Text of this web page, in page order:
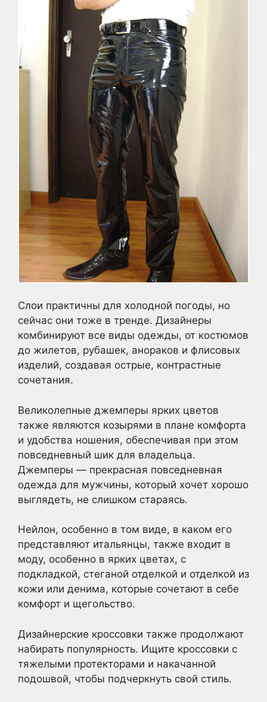
Слои практичны для холодной погоды, но
сейчас они тоже в тренде. Дизайнеры
комбинируют все виды одежды, от костюмов
до жилетов, рубашек, анораков и флисовых
изделий, создавая острые, контрастные
сочетания.
Великолепные джемперы ярких цветов
также являются козырями в плане комфорта
и удобства ношения, обеспечивая при этом
повседневный шик для владельца.
Джемперы — прекрасная повседневная
одежда для мужчины, который хочет хорошо
выглядеть, не слишком стараясь.
Нейлон, особенно в том виде, в каком его
представляют итальянцы, также входит в
моду, особенно в ярких цветах, с
подкладкой, стеганой отделкой и отделкой из
кожи или денима, которые сочетают в себе
комфорт и щегольство.
Дизайнерские кроссовки также продолжают
набирать популярность. Ищите кроссовки с
тяжелыми протекторами и накачанной
подошвой, чтобы подчеркнуть свой стиль.